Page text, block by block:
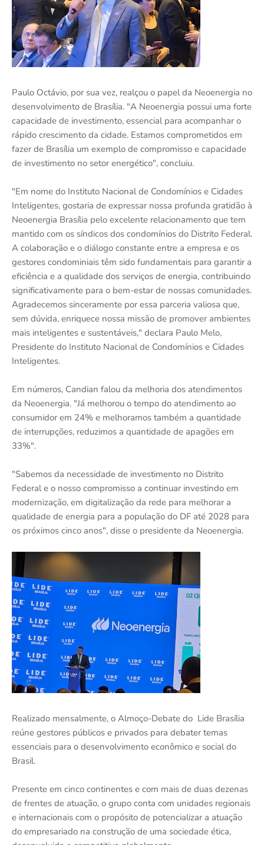
Paulo Octávio, por sua vez, realçou o papel da Neoenergia no
desenvolvimento de Brasília. "A Neoenergia possui uma forte
capacidade de investimento, essencial para acompanhar o
rápido crescimento da cidade. Estamos comprometidos em
fazer de Brasília um exemplo de compromisso e capacidade
de investimento no setor energético", concluiu.
"Em nome do Instituto Nacional de Condomínios e Cidades
Inteligentes, gostaria de expressar nossa profunda gratidão à
Neoenergia Brasília pelo excelente relacionamento que tem
mantido com os síndicos dos condomínios do Distrito Federal.
A colaboração e o diálogo constante entre a empresa e os
gestores condominiais têm sido fundamentais para garantir a
eficiência e a qualidade dos serviços de energia, contribuindo
significativamente para o bem-estar de nossas comunidades.
Agradecemos sinceramente por essa parceria valiosa que,
sem dúvida, enriquece nossa missão de promover ambientes
mais inteligentes e sustentáveis," declara Paulo Melo,
Presidente do Instituto Nacional de Condomínios e Cidades
Inteligentes.
Em números, Candian falou da melhoria dos atendimentos
da Neoenergia. "Já melhorou o tempo do atendimento ao
consumidor em 24% e melhoramos também a quantidade
de interrupções, reduzimos a quantidade de apagões em
33%".
"Sabemos da necessidade de investimento no Distrito
Federal e o nosso compromisso a continuar investindo em
modernização, em digitalização da rede para melhorar a
qualidade de energia para a população do DF até 2028 para
os próximos cinco anos", disse o presidente da Neoenergia.
Realizado mensalmente, o Almoço-Debate do Lide Brasília
reúne gestores públicos e privados para debater temas
essenciais para o desenvolvimento econômico e social do
Brasil.
Presente em cinco continentes e com mais de duas dezenas
de frentes de atuação, o grupo conta com unidades regionais
e internacionais com o propósito de potencializar a atuação
do empresariado na construção de uma sociedade ética,